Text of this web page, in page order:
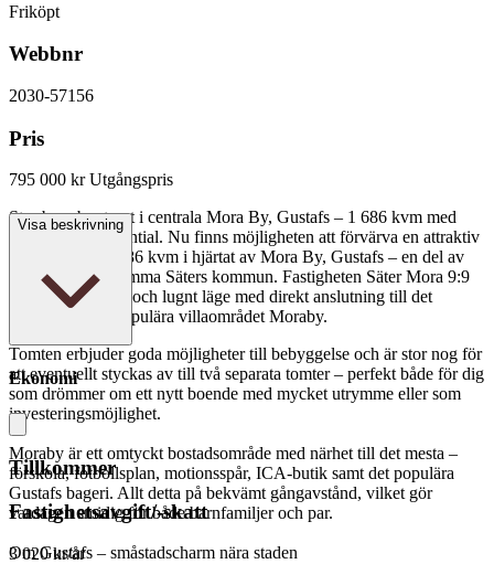
Friköpt
Webbnr
2030-57156
Pris
795 000 kr Utgångspris
Stor byggbar tomt i centrala Mora By, Gustafs – 1 686 kvm med
avstyckningspotential. Nu finns möjligheten att förvärva en attraktiv
tomt om hela 1 686 kvm i hjärtat av Mora By, Gustafs – en del av
vackra och trivsamma Säters kommun. Fastigheten Säter Mora 9:9
ligger i ett enskilt och lugnt läge med direkt anslutning till det
etablerade och populära villaområdet Moraby.
Tomten erbjuder goda möjligheter till bebyggelse och är stor nog för
att eventuellt styckas av till två separata tomter – perfekt både för dig
som drömmer om ett nytt boende med mycket utrymme eller som
investeringsmöjlighet.
Moraby är ett omtyckt bostadsområde med närhet till det mesta –
förskola, fotbollsplan, motionsspår, ICA-butik samt det populära
Gustafs bageri. Allt detta på bekvämt gångavstånd, vilket gör
vardagen smidig för både barnfamiljer och par.
Om Gustafs – småstadscharm nära staden
Visa beskrivning
Ekonomi
Tillkommer
Fastighetsavgift/-skatt
3 020 kr/år